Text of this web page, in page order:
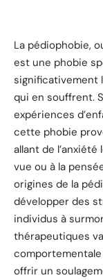
La pédiophobie,
est une phobie
significativement
qui en souffrent.
expériences
cette phobie
allant de
vue ou à la
origines de la
développer des
individus à
thérapeutiques
offrir un